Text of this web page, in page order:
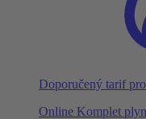
Doporučený tarif
Online Komplet plyn